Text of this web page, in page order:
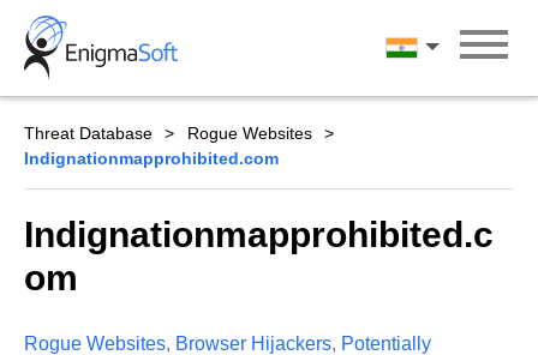
Skip
content
తెలుగు
Threat Database
Rogue Websites
Indignationmapprohibited.com
Indignationmapprohibited.c
om
Rogue Websites, Browser Hijackers, Potentially